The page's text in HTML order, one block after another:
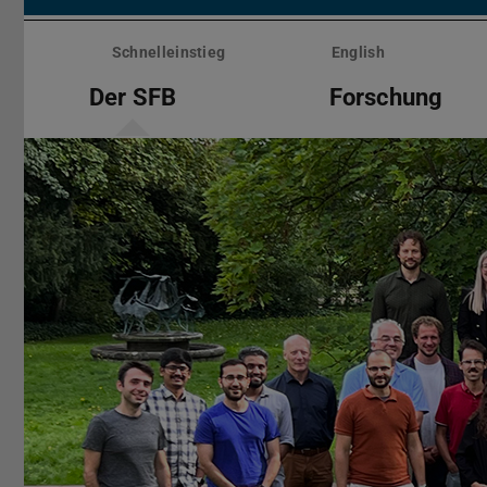
Menü
überspringenSchnelleinstieg English
Der SFB Forschung